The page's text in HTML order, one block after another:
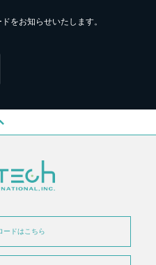
をお知らせいたします。
ードはこちら